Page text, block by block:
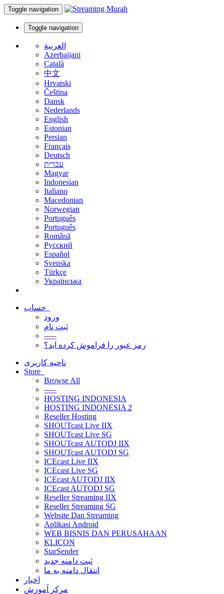
Toggle navigation
Toggle navigation
العربية
Azerbaijani
Català
中文
Hrvatski
Čeština
Dansk
Nederlands
English
Estonian
Persian
Français
Deutsch
עברית
Magyar
Indonesian
Italiano
Macedonian
Norwegian
Português
Português
Română
Русский
Español
Svenska
Türkçe
Українська
ورود
ثبت نام
-----
رمز عبور را فراموش کرده اید؟
ناحیه کاربری
Store
Browse All
-----
HOSTING INDONESIA
HOSTING INDONESIA 2
Reseller Hosting
SHOUTcast Live IIX
SHOUTcast Live SG
SHOUTcast AUTODJ IIX
SHOUTcast AUTODJ SG
ICEcast Live IIX
ICEcast Live SG
ICEcast AUTODJ IIX
ICEcast AUTODJ SG
Reseller Streaming IIX
Reseller Streaming SG
Website Dan Streaming
Aplikasi Android
WEB BISNIS DAN PERUSAHAAN
KLICON
StarSender
ثبت دامنه جدید
انتقال دامنه به ما
اخبار
مرکز آموزش